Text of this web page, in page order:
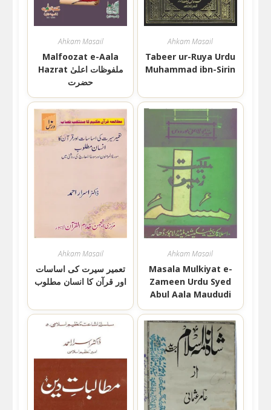
Ahkam Masail
Malfoozat e-Aala
Hazrat ملفوظات اعلیٰ
حضرت
Ahkam Masail
Tabeer ur-Ruya Urdu
Muhammad ibn-Sirin
Ahkam Masail
تعمیر سیرت کی اساسات
اور قرآن کا انسان مطلوب
Ahkam Masail
Masala Mulkiyat e-
Zameen Urdu Syed
Abul Aala Maududi